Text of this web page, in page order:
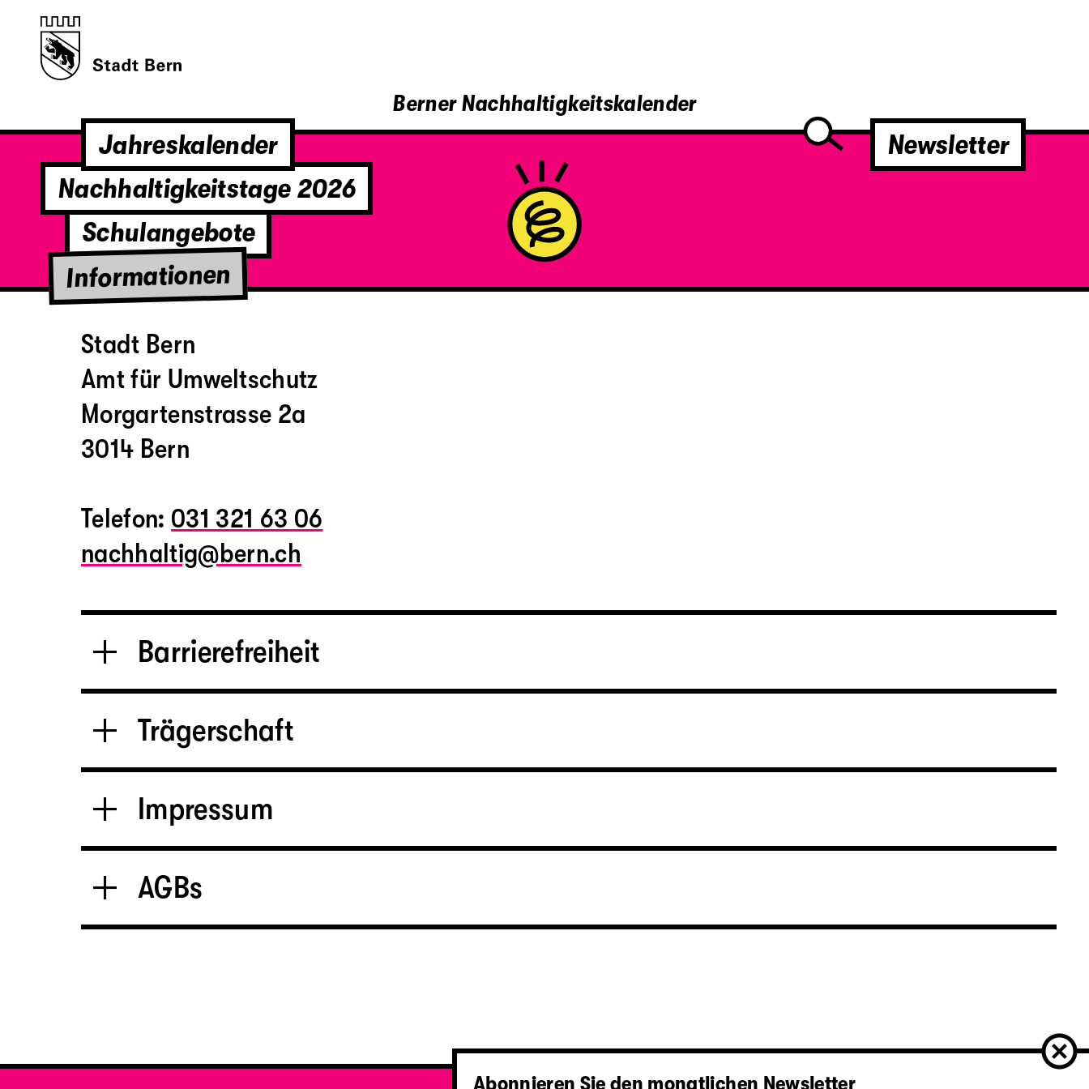
Berner Nachhaltigkeitskalender
Jahreskalender
Nachhaltigkeitstage 2026
Schulangebote
Informationen
Newsletter
Stadt Bern
Amt für Umweltschutz
Morgartenstrasse 2a
3014 Bern
Telefon: 031 321 63 06
nachhaltig@bern.ch
Barrierefreiheit
Trägerschaft
Impressum
AGBs
Abonnieren Sie den monatlichen Newsletter